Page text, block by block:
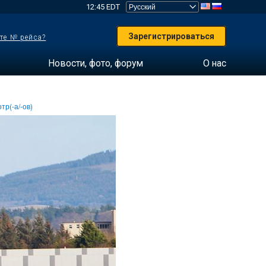
12:45 EDT
№ рейса? Зарегистрироваться
Новости, фото, форум О нас
а/-ов)